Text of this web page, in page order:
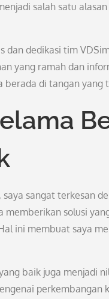
salah satu
dan dedikasi tim
yang ramah dan
berada di tangan yang
saya sangat terkesan
memberikan solusi
ini membuat saya
baik juga menjadi
perkembangan